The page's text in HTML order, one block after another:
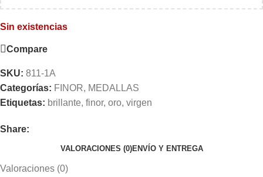
Sin existencias
Compare
SKU: 811-1A
Categorías: FINOR, MEDALLAS
Etiquetas: brillante, finor, oro, virgen
Share:
VALORACIONES (0)ENVÍO Y ENTREGA
Valoraciones (0)